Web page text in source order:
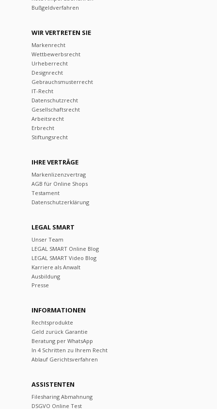
Bußgeldverfahren
WIR VERTRETEN SIE
Markenrecht
Wettbewerbsrecht
Urheberrecht
Designrecht
Gebrauchsmusterrecht
IT-Recht
Datenschutzrecht
Gesellschaftsrecht
Arbeitsrecht
Erbrecht
Stiftungsrecht
IHRE VERTRÄGE
Markenlizenzvertrag
AGB für Online Shops
Testament
Datenschutzerklärung
LEGAL SMART
Unser Team
LEGAL SMART Online Blog
LEGAL SMART Video Blog
Karriere als Anwalt
Ausbildung
Presse
INFORMATIONEN
Rechtsprodukte
Geld zurück Garantie
Beratung per WhatsApp
In 4 Schritten zu Ihrem Recht
Ablauf Gerichtsverfahren
ASSISTENTEN
Filesharing Abmahnung
DSGVO Online Test